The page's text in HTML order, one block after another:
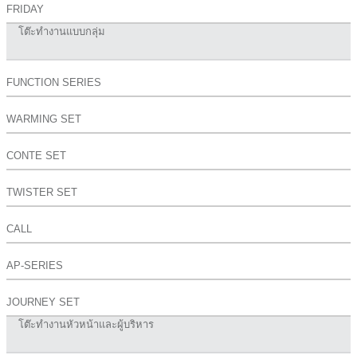
FRIDAY
โต๊ะทำงานแบบกลุ่ม
FUNCTION SERIES
WARMING SET
CONTE SET
TWISTER SET
CALL
AP-SERIES
JOURNEY SET
โต๊ะทำงานหัวหน้าและผู้บริหาร